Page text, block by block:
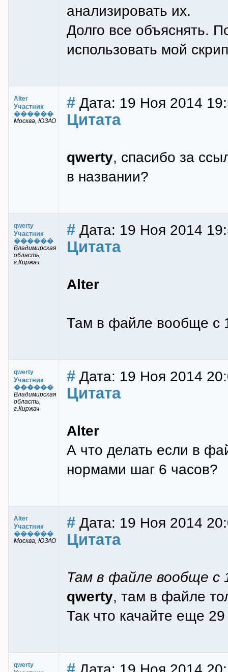
анализировать их.
Долго все объяснять.
использовать мой
Alter
Участник
������
Москва, ЮЗАО
# Дата: 19 Ноя 2014
Цитата
qwerty, спасибо за
в названии?
qwerty
Участник
������
Владимирская
область,
г.Киржач
# Дата: 19 Ноя 2014
Цитата
Alter
Там в файле вообще с
qwerty
Участник
������
Владимирская
область,
г.Киржач
# Дата: 19 Ноя 2014
Цитата
Alter
А что делать если в
нормами шаг 6 часов?
Alter
Участник
������
Москва, ЮЗАО
# Дата: 19 Ноя 2014
Цитата
Там в файле вообще с
qwerty, там в файле
Так что качайте еще 29
qwerty